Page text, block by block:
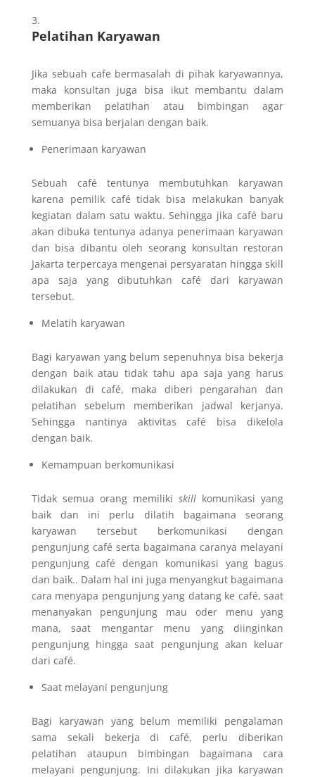
Pelatihan Karyawan
Jika sebuah cafe bermasalah di pihak karyawannya,
maka konsultan juga bisa ikut membantu dalam
memberikan pelatihan atau bimbingan agar
semuanya bisa berjalan dengan baik.
Penerimaan karyawan
Sebuah café tentunya membutuhkan karyawan
karena pemilik café tidak bisa melakukan banyak
kegiatan dalam satu waktu. Sehingga jika café baru
akan dibuka tentunya adanya penerimaan karyawan
dan bisa dibantu oleh seorang konsultan restoran
Jakarta terpercaya mengenai persyaratan hingga skill
apa saja yang dibutuhkan café dari karyawan
tersebut.
Melatih karyawan
Bagi karyawan yang belum sepenuhnya bisa bekerja
dengan baik atau tidak tahu apa saja yang harus
dilakukan di café, maka diberi pengarahan dan
pelatihan sebelum memberikan jadwal kerjanya.
Sehingga nantinya aktivitas café bisa dikelola
dengan baik.
Kemampuan berkomunikasi
Tidak semua orang memilikiskill komunikasi yang
baik dan ini perlu dilatih bagaimana seorang
karyawan tersebut berkomunikasi dengan
pengunjung café serta bagaimana caranya melayani
pengunjung café dengan komunikasi yang bagus
dan baik.. Dalam hal ini juga menyangkut bagaimana
cara menyapa pengunjung yang datang ke café, saat
menanyakan pengunjung mau oder menu yang
mana, saat mengantar menu yang diinginkan
pengunjung hingga saat pengunjung akan keluar
dari café.
Saat melayani pengunjung
Bagi karyawan yang belum memiliki pengalaman
sama sekali bekerja di café, perlu diberikan
pelatihan ataupun bimbingan bagaimana cara
melayani pengunjung. Ini dilakukan jika karyawan